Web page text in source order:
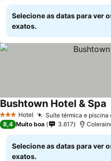
Selecione as datas para ver
exatos.
3 EstrelasHotel Suíte térmica e piscina
Bushtown Hotel & Spa
8,4 Muito boa 3.617
Selecione as datas para ver
exatos.